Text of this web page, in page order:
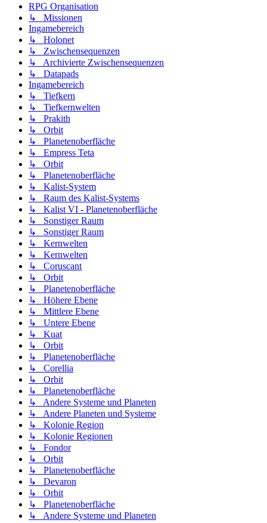
RPG Organisation
↳ Missionen
Ingamebereich
↳ Holonet
↳ Zwischensequenzen
↳ Archivierte Zwischensequenzen
↳ Datapads
Ingamebereich
↳ Tiefkern
↳ Tiefkernwelten
↳ Prakith
↳ Orbit
↳ Planetenoberfläche
↳ Empress Teta
↳ Orbit
↳ Planetenoberfläche
↳ Kalist-System
↳ Raum des Kalist-Systems
↳ Kalist VI - Planetenoberfläche
↳ Sonstiger Raum
↳ Sonstiger Raum
↳ Kernwelten
↳ Kernwelten
↳ Coruscant
↳ Orbit
↳ Planetenoberfläche
↳ Höhere Ebene
↳ Mittlere Ebene
↳ Untere Ebene
↳ Kuat
↳ Orbit
↳ Planetenoberfläche
↳ Corellia
↳ Orbit
↳ Planetenoberfläche
↳ Andere Systeme und Planeten
↳ Andere Planeten und Systeme
↳ Kolonie Region
↳ Kolonie Regionen
↳ Fondor
↳ Orbit
↳ Planetenoberfläche
↳ Devaron
↳ Orbit
↳ Planetenoberfläche
↳ Andere Systeme und Planeten